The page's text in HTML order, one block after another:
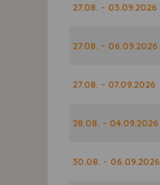
27.08. - 03.09.2026
27.08. - 06.09.2026
27.08. - 07.09.2026
28.08. - 04.09.2026
30.08. - 06.09.2026